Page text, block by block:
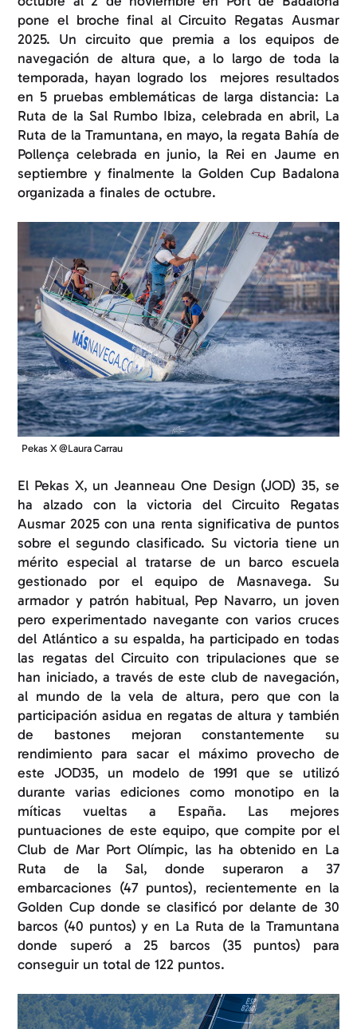
pone el broche final al Circuito Regatas Ausmar
2025. Un circuito que premia a los equipos de
navegación de altura que, a lo largo de toda la
temporada, hayan logrado los mejores resultados
en 5 pruebas emblemáticas de larga distancia: La
Ruta de la Sal Rumbo Ibiza, celebrada en abril, La
Ruta de la Tramuntana, en mayo, la regata Bahía de
Pollença celebrada en junio, la Rei en Jaume en
septiembre y finalmente la Golden Cup Badalona
organizada a finales de octubre.
Pekas X @Laura Carrau
El Pekas X, un Jeanneau One Design (JOD) 35, se
ha alzado con la victoria del Circuito Regatas
Ausmar 2025 con una renta significativa de puntos
sobre el segundo clasificado. Su victoria tiene un
mérito especial al tratarse de un barco escuela
gestionado por el equipo de Masnavega. Su
armador y patrón habitual, Pep Navarro, un joven
pero experimentado navegante con varios cruces
del Atlántico a su espalda, ha participado en todas
las regatas del Circuito con tripulaciones que se
han iniciado, a través de este club de navegación,
al mundo de la vela de altura, pero que con la
participación asidua en regatas de altura y también
de bastones mejoran constantemente su
rendimiento para sacar el máximo provecho de
este JOD35, un modelo de 1991 que se utilizó
durante varias ediciones como monotipo en la
míticas vueltas a España. Las mejores
puntuaciones de este equipo, que compite por el
Club de Mar Port Olímpic, las ha obtenido en La
Ruta de la Sal, donde superaron a 37
embarcaciones (47 puntos), recientemente en la
Golden Cup donde se clasificó por delante de 30
barcos (40 puntos) y en La Ruta de la Tramuntana
donde superó a 25 barcos (35 puntos) para
conseguir un total de 122 puntos.